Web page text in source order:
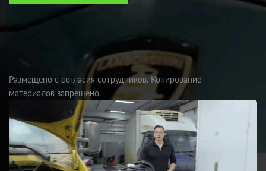
Размещено с согласия сотрудников. Копирование
материалов запрещено.